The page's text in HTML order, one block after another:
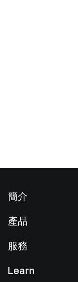
簡介
新聞中心
產品
現貨交易
服務
Learn